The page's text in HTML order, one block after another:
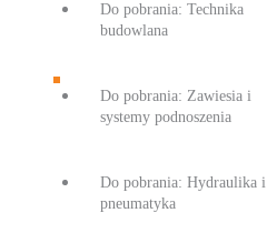
Do pobrania: Technika
budowlana
Do pobrania: Zawiesia i
systemy podnoszenia
Do pobrania: Hydraulika i
pneumatyka